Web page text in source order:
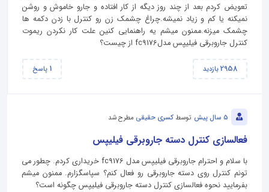
تعویض کردم بعد از چند روز دیگه از کار افتاده و جارو خاموش و روشن
نمیکنه یا کم و زیاد نمیشه.چراغ چشمک زن رو کنترل با زدن دکمه ها
چشمک میزنه.ممنون میشم یه راهنمایی کنین علت کار نکردن ریموت
کنترل جاروبرقی فیلیپس مدلfc9176 از چیست؟
2958بازدید 1 پاسخ
5 سال پیش توسط کسری حقیقی مطرح شد
فعالسازی کنترل دسته جاروبرقی فیلیپس
با سلام و احترام جاروبرقی فیلیپس مدل fc9176 خریداری کردم. چطور می
تونم کنترل روی دسته جاروبرقی رو فعال کنم؟ سپاسگزارم. ممنون میشم
بفرمایید نحوه فعالسازی کنترل دسته جاروبرقی فیلیپس چگونه است؟